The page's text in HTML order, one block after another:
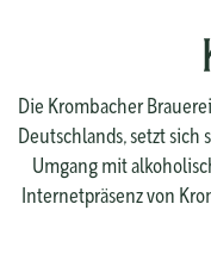
Die Krombacher
Deutschlands, setzt
Umgang mit
Internetpräsenz von